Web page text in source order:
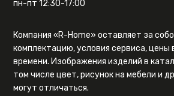
пн-пт 12:30-17:00
Компания «R-Home» оставляет за
комплектацию, условия сервиса, цены
времени. Изображения изделий в
том числе цвет, рисунок на мебели и
могут отличаться.